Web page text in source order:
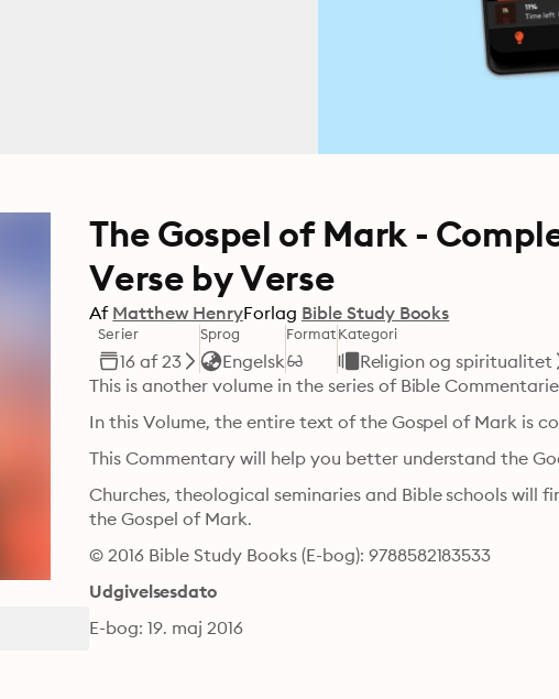
The Gospel of Mark -
Verse by Verse
Af Matthew HenryForlag Bible Study Books
Serier
16 af 23
Sprog
Engelsk
FormatKategori
Religion og spiritualitet
This is another volume in the series of Bible
In this Volume, the entire text of the Gospel of Mark is
This Commentary will help you better understand the
Churches, theological seminaries and Bible schools will
the Gospel of Mark.
© 2016 Bible Study Books (E-bog): 9788582183533
Udgivelsesdato
E-bog: 19. maj 2016